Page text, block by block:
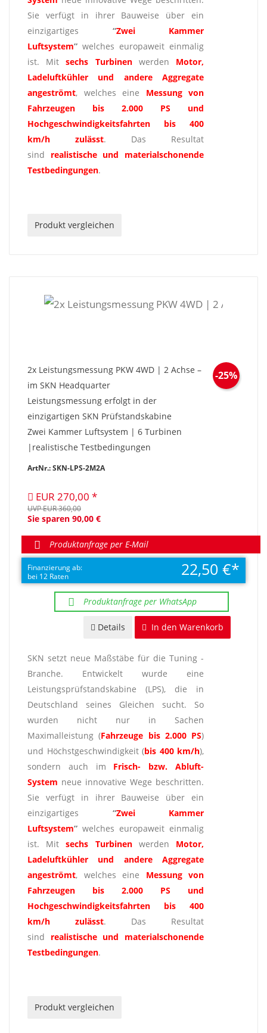
Sie verfügt in ihrer Bauweise über ein
einzigartiges “Zwei Kammer
Luftsystem” welches europaweit einmalig
ist. Mitsechs Turbinen werden Motor,
Ladeluftkühler und andere Aggregate
angeströmt, welches eine Messung von
Fahrzeugen bis 2.000 PS und
Hochgeschwindigkeitsfahrten bis 400
km/h zulässt. Das Resultat
sind realistische und materialschonende
Testbedingungen.
Produkt vergleichen
2x Leistungsmessung PKW 4WD | 2 Achse –
im SKN Headquarter
Leistungsmessung erfolgt in der
einzigartigen SKN Prüfstandskabine
Zwei Kammer Luftsystem | 6 Turbinen
|realistische Testbedingungen
ArtNr.: SKN-LPS-2M2A
EUR 270,00
-25%
UVP EUR 360,00
Sie sparen 90,00 €
Produktanfrage per E-Mail
Finanzierung ab:
bei 12 Raten
22,50 €
Produktanfrage per WhatsApp
In den Warenkorb
Details
SKN setzt neue Maßstäbe für die Tuning -
Branche. Entwickelt wurde eine
Leistungsprüfstandskabine (LPS), die in
Deutschland seines Gleichen sucht. So
wurden nicht nur in Sachen
Maximalleistung (Fahrzeuge bis 2.000 PS)
und Höchstgeschwindigkeit (bis 400 km/h),
sondern auch im Frisch- bzw. Abluft-
System neue innovative Wege beschritten.
Sie verfügt in ihrer Bauweise über ein
einzigartiges “Zwei Kammer
Luftsystem” welches europaweit einmalig
ist. Mitsechs Turbinen werden Motor,
Ladeluftkühler und andere Aggregate
angeströmt, welches eine Messung von
Fahrzeugen bis 2.000 PS und
Hochgeschwindigkeitsfahrten bis 400
km/h zulässt. Das Resultat
sind realistische und materialschonende
Testbedingungen.
Produkt vergleichen